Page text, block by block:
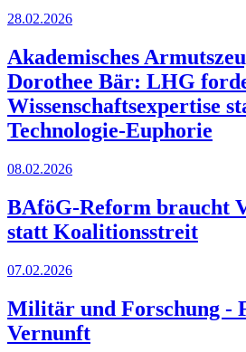
28.02.2026
Akademisches
Dorothee Bär: LHG
Wissenschaftsexpertise
Technologie-Euphorie
08.02.2026
BAföG-Reform braucht
statt Koalitionsstreit
07.02.2026
Militär und Forschung -
Vernunft